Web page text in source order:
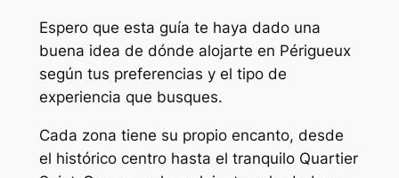
Espero que esta guía te haya dado una
buena idea de dónde alojarte en Périgueux
según tus preferencias y el tipo de
experiencia que busques.
Cada zona tiene su propio encanto, desde
el histórico centro hasta el tranquilo Quartier